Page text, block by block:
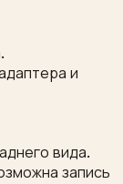
и
вида.
запись